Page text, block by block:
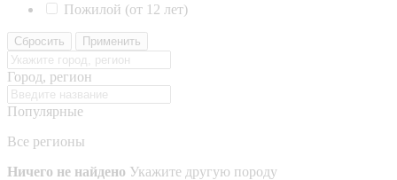
Пожилой (от 12 лет)
Сбросить Применить
Город, регион
Популярные
Все регионы
Ничего не найдено Укажите другую породу